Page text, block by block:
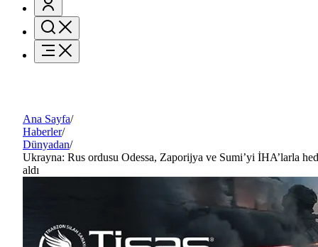
Ana Sayfa/
Haberler/
Dünyadan/
Ukrayna: Rus ordusu Odessa, Zaporijya ve Sumi’yi İHA’larla
aldı